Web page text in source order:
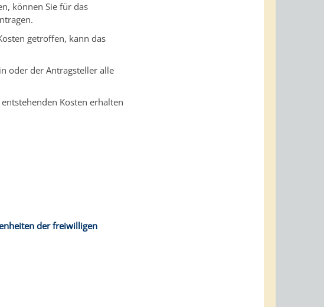
können Sie für das
getroffen, kann das
oder der Antragsteller alle
Kosten erhalten
der freiwilligen